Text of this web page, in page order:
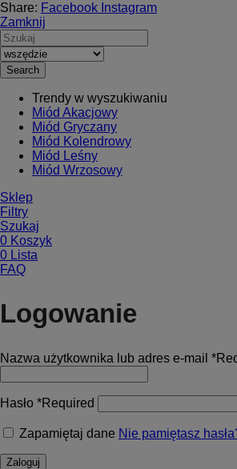
Share: Facebook Instagram
Zamknij
Search
Trendy w wyszukiwaniu
Miód Akacjowy
Miód Gryczany
Miód Kolendrowy
Miód Leśny
Miód Wrzosowy
Sklep
Filtry
Szukaj
0 Koszyk
0 Lista
FAQ
Logowanie
Nazwa użytkownika lub adres e-mail *
Hasło *Required
Zapamiętaj dane Nie pamiętasz
Zaloguj